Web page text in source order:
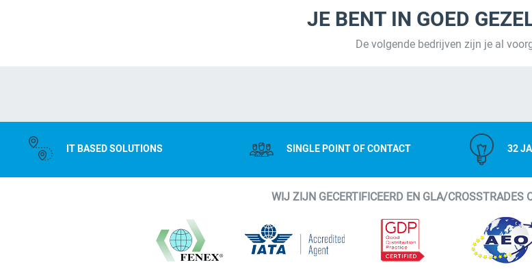
JE BENT IN GOED
De volgende bedrijven zijn je al
IT BASED SOLUTIONS SINGLE POINT OF CONTACT 32
WIJ ZIJN GECERTIFICEERD EN GLA/CROSSTRADES